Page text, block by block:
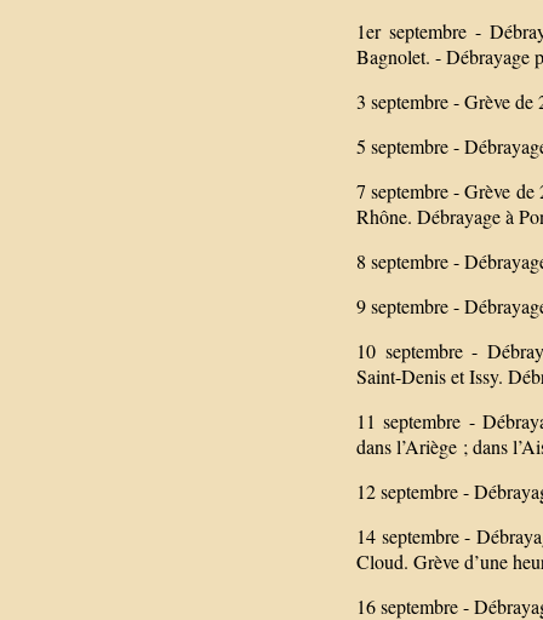
1er septembre -
Bagnolet. - Débrayage
3 septembre - Grève de
5 septembre -
7 septembre - Grève de
Rhône. Débrayage à
8 septembre -
9 septembre -
10 septembre -
Saint-Denis et Issy.
11 septembre -
dans l’Ariège ; dans
12 septembre -
14 septembre -
Cloud. Grève d’une
16 septembre -